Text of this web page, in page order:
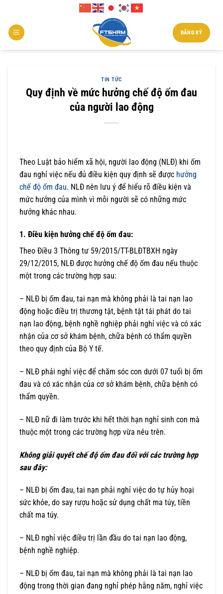
nội
dung
ĐĂNG KÝ
TIN TỨC
Quy định về mức hưởng chế độ ốm đau
của người lao động
Theo Luật bảo hiểm xã hội, người lao động (NLĐ) khi ốm
đau nghỉ việc nếu đủ điều kiện quy định sẽ được hưởng
chế độ ốm đau. NLĐ nên lưu ý để hiểu rõ điều kiện và
mức hưởng của mình vì mỗi người sẽ có những mức
hưởng khác nhau.
1. Điều kiện hưởng chế độ ốm đau:
Theo Điều 3 Thông tư 59/2015/TT-BLĐTBXH ngày
29/12/2015, NLĐ được hưởng chế độ ốm đau nếu thuộc
một trong các trường hợp sau:
– NLĐ bị ốm đau, tai nạn mà không phải là tai nạn lao
động hoặc điều trị thương tật, bệnh tật tái phát do tai
nạn lao động, bệnh nghề nghiệp phải nghỉ việc và có xác
nhận của cơ sở khám bệnh, chữa bệnh có thẩm quyền
theo quy định của Bộ Y tế.
– NLĐ phải nghỉ việc để chăm sóc con dưới 07 tuổi bị ốm
đau và có xác nhận của cơ sở khám bệnh, chữa bệnh có
thẩm quyền.
– NLĐ nữ đi làm trước khi hết thời hạn nghỉ sinh con mà
thuộc một trong các trường hợp vừa nêu trên.
Không giải quyết chế độ ốm đau đối với các trường hợp
sau đây:
– NLĐ bị ốm đau, tai nạn phải nghỉ việc do tự hủy hoại
sức khỏe, do say rượu hoặc sử dụng chất ma túy, tiền
chất ma túy.
– NLĐ nghỉ việc điều trị lần đầu do tai nạn lao động,
bệnh nghề nghiệp.
– NLĐ bị ốm đau, tai nạn mà không phải là tai nạn lao
động trong thời gian đang nghỉ phép hằng năm, nghỉ việc